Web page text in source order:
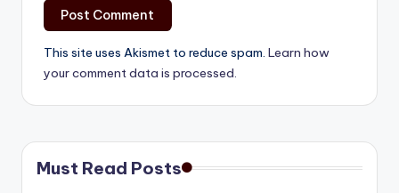
This site uses Akismet to reduce spam. Learn how
your comment data is processed.
Must Read Posts